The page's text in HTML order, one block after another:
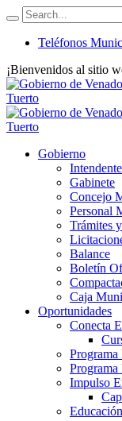
Teléfonos
¡Bienvenidos al sitio
Gobierno
Intendente
Gabinete
Concejo
Personal
Trámites
Balance
Boletín
Caja
Oportunidades
Conecta
Programa
Impulso
Educación